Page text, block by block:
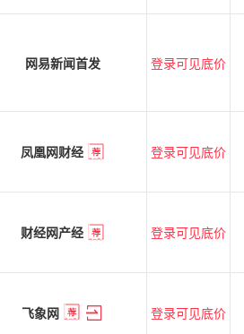
网易新闻首发 登录可见底价
凤凰网财经 登录可见底价
财经网产经 登录可见底价
飞象网 登录可见底价